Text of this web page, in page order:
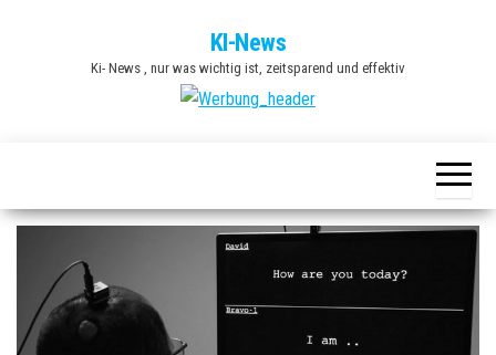
KI-News
Ki- News , nur was wichtig ist, zeitsparend und effektiv